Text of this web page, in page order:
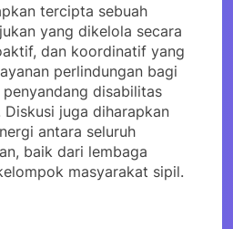
tercipta sebuah
yang dikelola secara
dan koordinatif yang
perlindungan bagi
disabilitas
juga diharapkan
antara seluruh
baik dari lembaga
masyarakat sipil.